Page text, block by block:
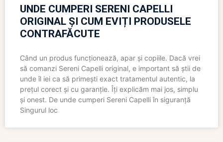
UNDE CUMPERI SERENI CAPELLI
ORIGINAL ȘI CUM EVIȚI PRODUSELE
CONTRAFĂCUTE
Când un produs funcționează, apar și copiile. Dacă vrei
să comanzi Sereni Capelli original, e important să știi de
unde îl iei ca să primești exact tratamentul autentic, la
prețul corect și cu garanție. Îți explicăm mai jos, simplu
și onest. De unde cumperi Sereni Capelli în siguranță
Singurul loc